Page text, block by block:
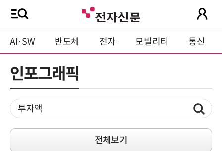
AI·SW 반도체 전자 모빌리티 통신
인포그래픽
전체보기